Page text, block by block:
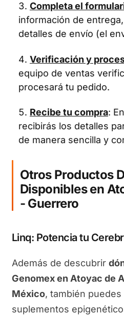
Completa el
información de
detalles de envío (el
Verificación y
equipo de ventas
procesará tu pedido.
Recibe tu compra:
recibirás los detalles
de manera sencilla y
Otros Productos
Disponibles en
- Guerrero
Linq: Potencia tu
Además de descubrir
Genomex en Atoyac de
México, también
suplementos